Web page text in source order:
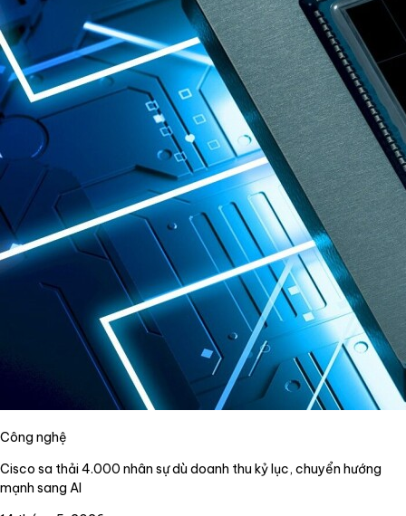
Công nghệ
Cisco sa thải 4.000 nhân sự dù doanh thu kỷ lục, chuyển hướng
mạnh sang AI